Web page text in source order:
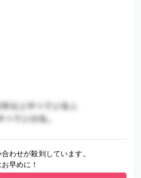
わせが殺到しています。
早めに！